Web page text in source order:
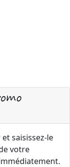
saisissez-le
votre